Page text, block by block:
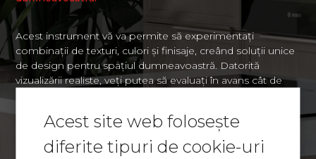
Acest instrument vă va permite să experimentați
combinații de texturi, culori și finisaje, creând soluții unice
de design pentru spațiul dumneavoastră. Datorită
vizualizării realiste, veți putea să evaluați în avans cât de
privire la design.
Acest site web folosește
diferite tipuri de cookie-uri